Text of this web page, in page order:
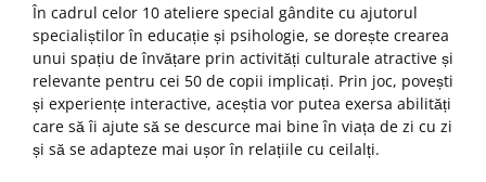
În cadrul celor 10 ateliere special gândite cu ajutorul
specialiștilor în educație și psihologie, se dorește crearea
unui spațiu de învățare prin activități culturale atractive și
relevante pentru cei 50 de copii implicați. Prin joc, povești
și experiențe interactive, aceștia vor putea exersa abilități
care să îi ajute să se descurce mai bine în viața de zi cu zi
și să se adapteze mai ușor în relațiile cu ceilalți.